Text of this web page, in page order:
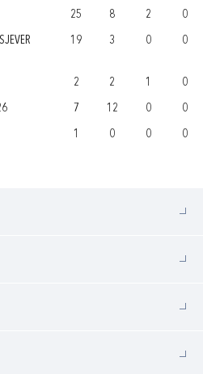
25 8 2 0
19 3 0 0
2 2 1 0
7 12 0 0
1 0 0 0